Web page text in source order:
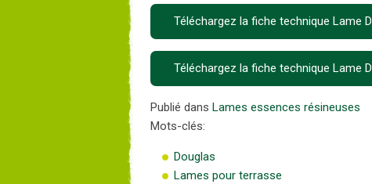
Téléchargez la fiche technique Lame
Téléchargez la fiche technique Lame
Publié dans Lames essences résineuses
Mots-clés:
Douglas
Lames pour terrasse